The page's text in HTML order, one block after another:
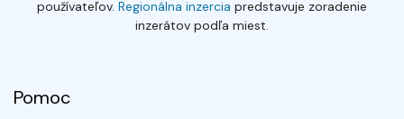
používateľov. Regionálna inzercia predstavuje zoradenie
inzerátov podľa miest.
Pomoc